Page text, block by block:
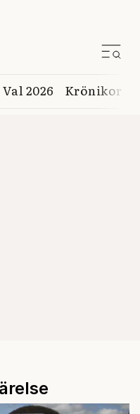
Val 2026 Krönikor